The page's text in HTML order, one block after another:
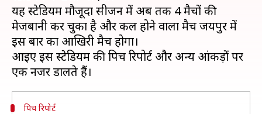
यह स्टेडियम मौजूदा सीजन में अब तक 4 मैचों की
मेजबानी कर चुका है और कल होने वाला मैच जयपुर में
इस बार का आखिरी मैच होगा।
आइए इस स्टेडियम की पिच रिपोर्ट और अन्य आंकड़ों पर
पिच रिपोर्ट